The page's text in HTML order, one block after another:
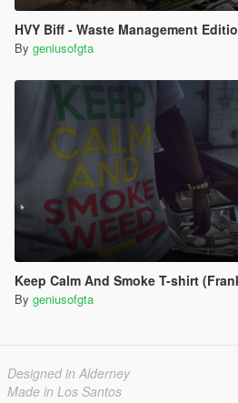
HVY Biff - Waste Management
By geniusofgta
Keep Calm And Smoke T-shirt
By geniusofgta
Designed in Alderney
Made in Los Santos